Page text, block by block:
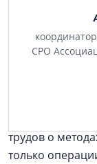
СРО
сложная
ситуация, все
стороны. С
старается
трудов о
только